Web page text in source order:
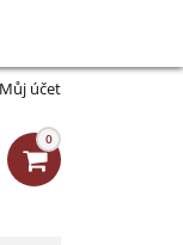
Můj účet
0